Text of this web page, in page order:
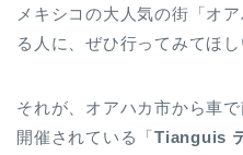
メキシコの大人気の街「オ
る人に、ぜひ行ってみてほし
それが、オアハカ市から車
開催されている「Tianguis